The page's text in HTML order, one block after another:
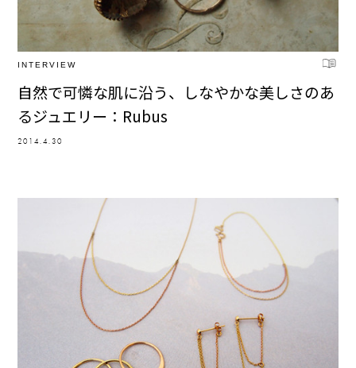
INTERVIEW
自然で可憐な肌に沿う、しなやかな美しさのあ
るジュエリー：Rubus
2014.4.30